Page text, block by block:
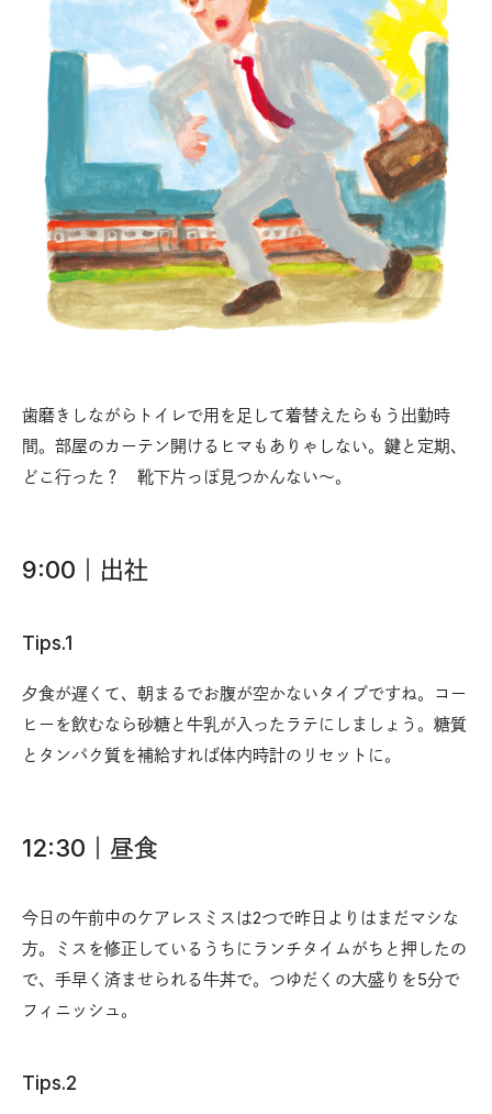
歯磨きしながらトイレで用を足して着替えたらもう出勤時
間。部屋のカーテン開けるヒマもありゃしない。鍵と定期、
どこ行った？ 靴下片っぽ見つかんない〜。
9:00｜出社
Tips.1
夕食が遅くて、朝まるでお腹が空かないタイプですね。コー
ヒーを飲むなら砂糖と牛乳が入ったラテにしましょう。糖質
とタンパク質を補給すれば体内時計のリセットに。
12:30｜昼食
今日の午前中のケアレスミスは2つで昨日よりはまだマシな
方。ミスを修正しているうちにランチタイムがちと押したの
で、手早く済ませられる牛丼で。つゆだくの大盛りを5分で
フィニッシュ。
Tips.2